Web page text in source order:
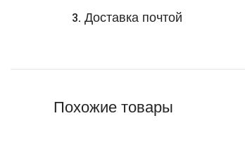
3. Доставка почтой
Похожие товары